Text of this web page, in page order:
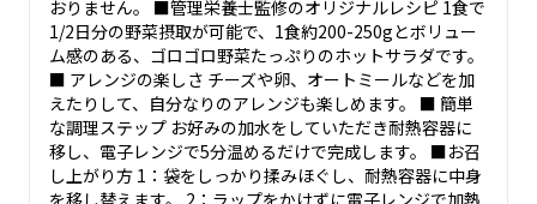
おりません。 ■管理栄養士監修のオリジナルレシピ 1食で
1/2日分の野菜摂取が可能で、1食約200-250gとボリュー
ム感のある、ゴロゴロ野菜たっぷりのホットサラダです。
■ アレンジの楽しさ チーズや卵、オートミールなどを加
えたりして、自分なりのアレンジも楽しめます。 ■ 簡単
な調理ステップ お好みの加水をしていただき耐熱容器に
移し、電子レンジで5分温めるだけで完成します。 ■お召
し上がり方 1：袋をしっかり揉みほぐし、耐熱容器に中身
を移し替えます。 2：ラップをかけずに電子レンジで加熱